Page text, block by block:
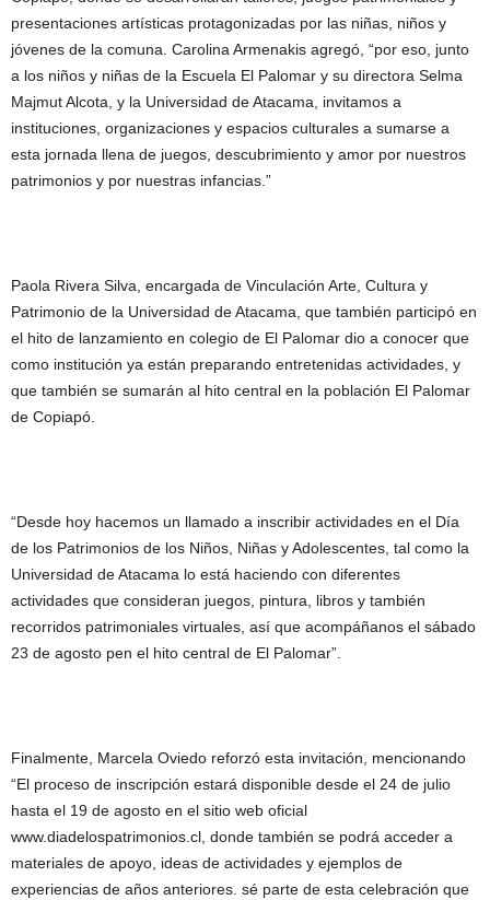
presentaciones artísticas protagonizadas por las niñas, niños y
jóvenes de la comuna. Carolina Armenakis agregó, “por eso, junto
a los niños y niñas de la Escuela El Palomar y su directora Selma
Majmut Alcota, y la Universidad de Atacama, invitamos a
instituciones, organizaciones y espacios culturales a sumarse a
esta jornada llena de juegos, descubrimiento y amor por nuestros
patrimonios y por nuestras infancias.”
Paola Rivera Silva, encargada de Vinculación Arte, Cultura y
Patrimonio de la Universidad de Atacama, que también participó en
el hito de lanzamiento en colegio de El Palomar dio a conocer que
como institución ya están preparando entretenidas actividades, y
que también se sumarán al hito central en la población El Palomar
de Copiapó.
“Desde hoy hacemos un llamado a inscribir actividades en el Día
de los Patrimonios de los Niños, Niñas y Adolescentes, tal como la
Universidad de Atacama lo está haciendo con diferentes
actividades que consideran juegos, pintura, libros y también
recorridos patrimoniales virtuales, así que acompáñanos el sábado
23 de agosto pen el hito central de El Palomar”.
Finalmente, Marcela Oviedo reforzó esta invitación, mencionando
“El proceso de inscripción estará disponible desde el 24 de julio
hasta el 19 de agosto en el sitio web oficial
www.diadelospatrimonios.cl, donde también se podrá acceder a
materiales de apoyo, ideas de actividades y ejemplos de
experiencias de años anteriores. sé parte de esta celebración que